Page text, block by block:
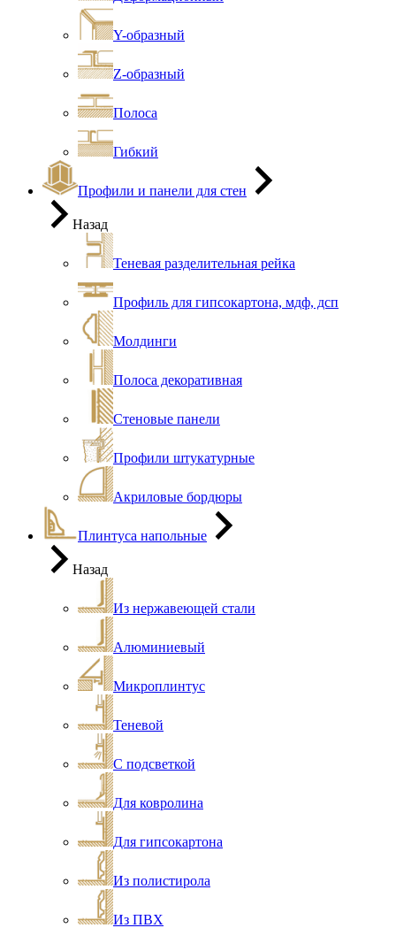
Y-образный
Z-образный
Полоса
Гибкий
Профили и панели для стен
Назад
Теневая разделительная рейка
Профиль для гипсокартона, мдф, дсп
Молдинги
Полоса декоративная
Стеновые панели
Профили штукатурные
Акриловые бордюры
Плинтуса напольные
Назад
Из нержавеющей стали
Алюминиевый
Микроплинтус
Теневой
С подсветкой
Для ковролина
Для гипсокартона
Из полистирола
Из ПВХ